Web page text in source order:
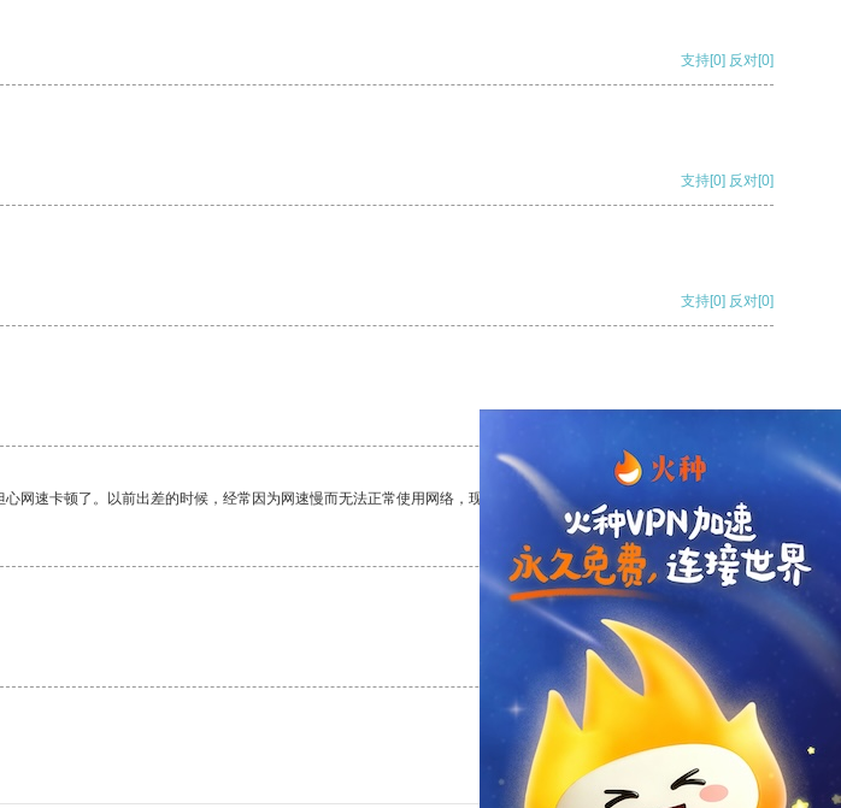
支持[0] 反对[0]
支持[0] 反对[0]
支持[0] 反对[0]
速卡顿了。以前出差的时候，经常因为网速慢而无法正常使用网络，现在有了这个app，我再也不用担心了。
支持 [0] 反对 [0]
支持